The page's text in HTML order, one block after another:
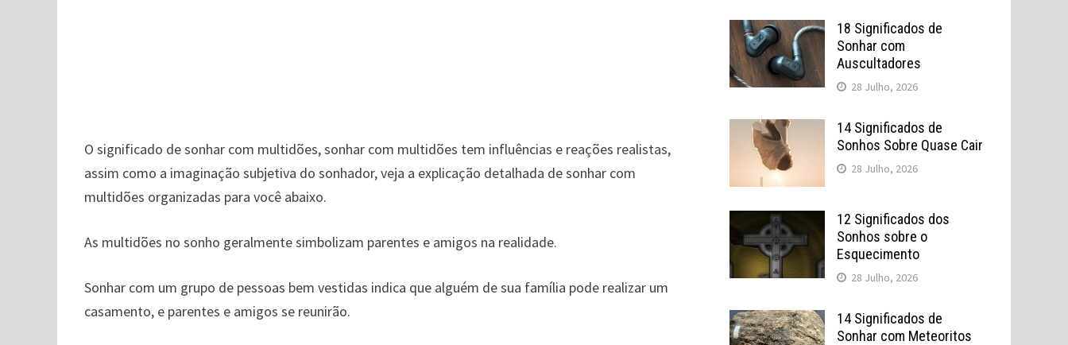
O significado de sonhar com multidões, sonhar com multidões tem influências e reações realistas,
assim como a imaginação subjetiva do sonhador, veja a explicação detalhada de sonhar com
multidões organizadas para você abaixo.
As multidões no sonho geralmente simbolizam parentes e amigos na realidade.
Sonhar com um grupo de pessoas bem vestidas indica que alguém de sua família pode realizar um
casamento, e parentes e amigos se reunirão.
18 Significados de
Sonhar com
Auscultadores
28 Julho, 2026
14 Significados de
Sonhos Sobre Quase Cair
28 Julho, 2026
12 Significados dos
Sonhos sobre o
Esquecimento
28 Julho, 2026
14 Significados de
Sonhar com Meteoritos